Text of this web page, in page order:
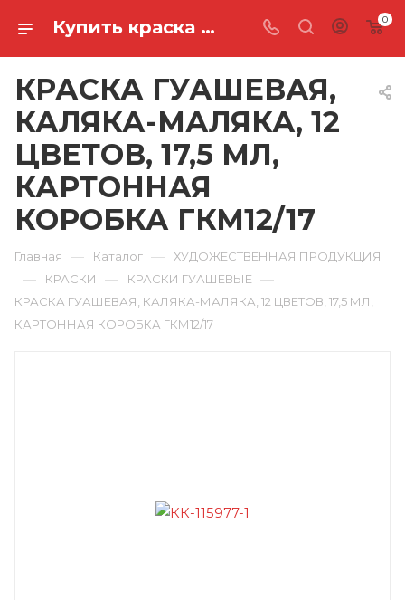
Купить краска гуашевая, каляка-маляка, 12 цветов, 17,5 мл, картонная коробка ГКМ12/17 в Ростове-на-Дону 0
КРАСКА ГУАШЕВАЯ,
КАЛЯКА-МАЛЯКА, 12
ЦВЕТОВ, 17,5 МЛ,
КАРТОННАЯ
КОРОБКА ГКМ12/17
Главная — Каталог — ХУДОЖЕСТВЕННАЯ ПРОДУКЦИЯ
— КРАСКИ — КРАСКИ ГУАШЕВЫЕ —
КРАСКА ГУАШЕВАЯ, КАЛЯКА-МАЛЯКА, 12 ЦВЕТОВ, 17,5 МЛ,
КАРТОННАЯ КОРОБКА ГКМ12/17